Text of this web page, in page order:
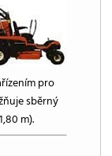
pro
sběrný
m).